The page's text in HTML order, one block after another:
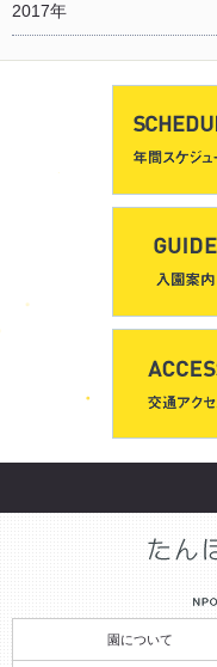
2017年
園について